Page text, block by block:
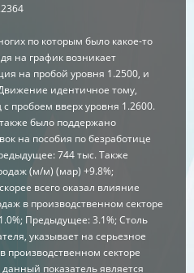
по которым было какое-то
на график возникает
на пробой уровня 1.2500, и
идентичное тому,
пробоем вверх уровня 1.2600.
было поддержано
на пособия по безработице
744 тыс. Также
(м/м) (мар) +9.8%;
всего оказал влияние
в производственном секторе
Предыдущее: 3.1%; Столь
указывает на серьезное
секторе
показатель является